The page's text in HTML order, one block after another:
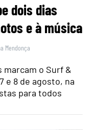
dois dias
e à música
Mendonça
o Surf &
e 8 de agosto, na
para todos